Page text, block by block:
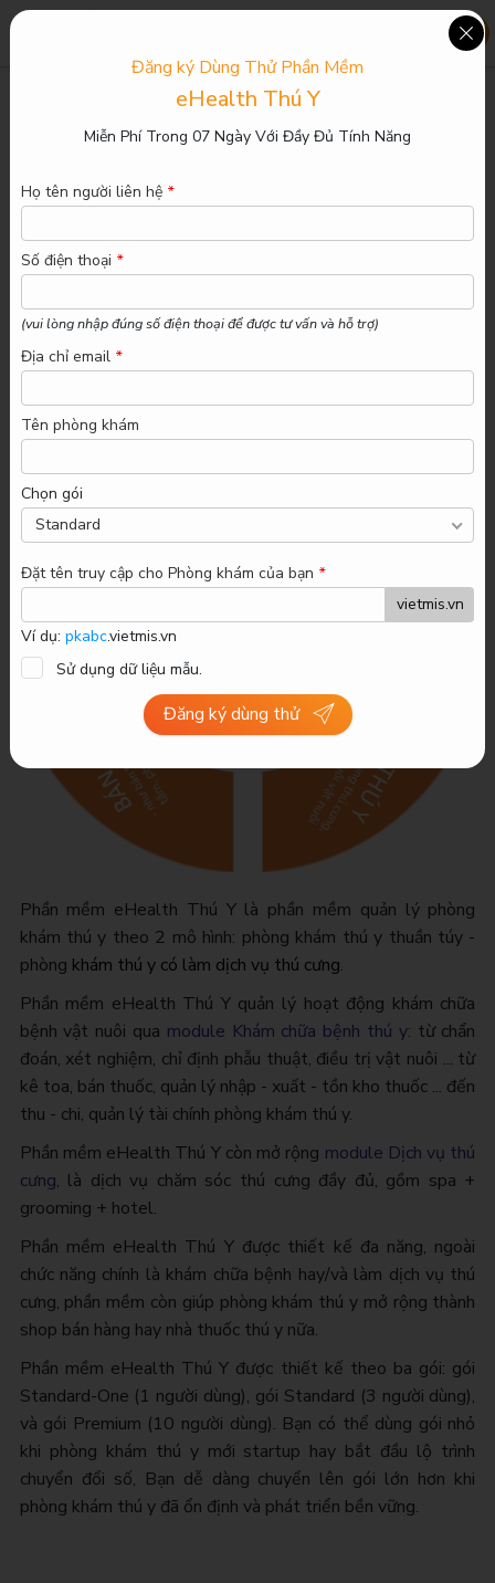
0829 38 7979
Phần mềm eHealth Thú Y 2025
Phần mềm quản lý phòng khám thú y
Xem demo phần mềm
Bảng giá
Phần mềm eHealth Thú Y là phần mềm quản lý phòng
khám thú y theo 2 mô hình: phòng khám thú y thuần túy -
phòng khám thú y có làm dịch vụ thú cưng.
Phần mềm eHealth Thú Y quản lý hoạt động khám chữa
bệnh vật nuôi qua module Khám chữa bệnh thú y: từ chẩn
đoán, xét nghiệm, chỉ định phẫu thuật, điều trị vật nuôi ... từ
kê toa, bán thuốc, quản lý nhập - xuất - tồn kho thuốc ... đến
thu - chi, quản lý tài chính phòng khám thú y.
Phần mềm eHealth Thú Y còn mở rộng module Dịch vụ thú
cưng, là dịch vụ chăm sóc thú cưng đầy đủ, gồm spa +
grooming + hotel.
Phần mềm eHealth Thú Y được thiết kế đa năng, ngoài
chức năng chính là khám chữa bệnh hay/và làm dịch vụ thú
cưng, phần mềm còn giúp phòng khám thú y mở rộng thành
shop bán hàng hay nhà thuốc thú y nữa.
Phần mềm eHealth Thú Y được thiết kế theo ba gói: gói
Standard-One (1 người dùng), gói Standard (3 người dùng),
và gói Premium (10 người dùng). Bạn có thể dùng gói nhỏ
khi phòng khám thú y mới startup hay bắt đầu lộ trình
chuyển đổi số, Bạn dễ dàng chuyển lên gói lớn hơn khi
phòng khám thú y đã ổn định và phát triển bền vững.
Đăng ký Dùng ThửPhần Mềm
eHealth Thú Y
Miễn Phí Trong 07 Ngày Với Đầy Đủ Tính Năng
Họ tên người liên hệ *
Số điện thoại *
(vui lòng nhập đúng số điện thoại để được tư vấn và hỗ trợ)
Địa chỉ email *
Tên phòng khám
Chọn gói
Standard
Đặt tên truy cập cho Phòng khám của bạn *
Ví dụ: pkabc.vietmis.vn
Sử dụng dữ liệu mẫu.
Đăng ký dùng thử